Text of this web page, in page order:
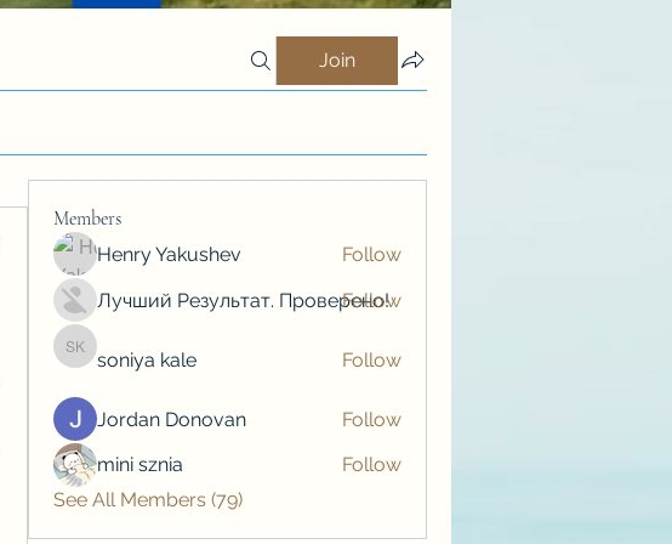
Join
Members
Henry Yakushev
Follow
Лучший Результат. Проверено!
Follow
soniya kale
soniya kale Follow
Jordan Donovan
Follow
mini sznia
Follow
See All Members (79)